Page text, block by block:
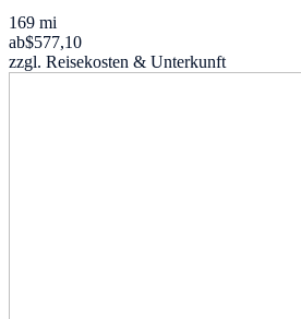
169 mi
ab$577,10
zzgl. Reisekosten & Unterkunft